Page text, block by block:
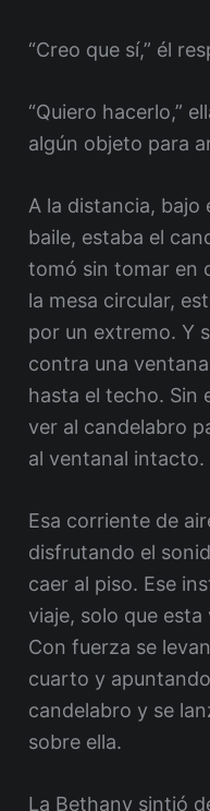
“Creo que sí,” él
“Quiero hacerlo,”
algún objeto para
A la distancia, bajo
baile, estaba el
tomó sin tomar en
la mesa circular,
por un extremo. Y
contra una
hasta el techo. Sin
ver al candelabro
al ventanal intacto.
Esa corriente de
disfrutando el
caer al piso. Ese
viaje, solo que
Con fuerza se
cuarto y
candelabro y se
sobre ella.
La Bethany sintió